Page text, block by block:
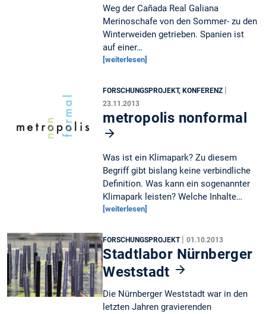
Weg der Cañada Real Galiana
Merinoschafe von den Sommer- zu den
Winterweiden getrieben. Spanien ist
auf einer…
[weiterlesen]
FORSCHUNGSPROJEKT, KONFERENZ |
23.11.2013
metropolis nonformal
Was ist ein Klimapark? Zu diesem
Begriff gibt bislang keine verbindliche
Definition. Was kann ein sogenannter
Klimapark leisten? Welche Inhalte…
[weiterlesen]
FORSCHUNGSPROJEKT |01.10.2013
Stadtlabor Nürnberger
Weststadt
Die Nürnberger Weststadt war in den
letzten Jahren gravierenden